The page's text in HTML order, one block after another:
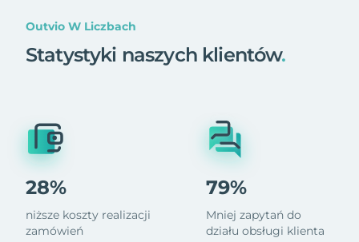
Outvio W Liczbach
Statystyki naszych klientów.
28%
niższe koszty realizacji
zamówień
79%
Mniej zapytań do
działu obsługi klienta